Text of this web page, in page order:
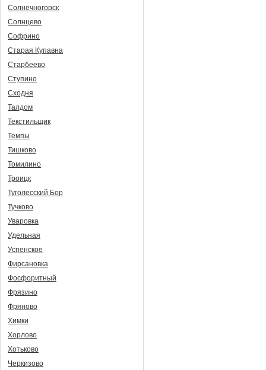
Солнечногорск
Солнцево
Софрино
Старая Купавна
Старбеево
Ступино
Сходня
Талдом
Текстильщик
Темпы
Тишково
Томилино
Троицк
Туголесский Бор
Тучково
Уваровка
Удельная
Успенское
Фирсановка
Фосфоритный
Фрязино
Фряново
Химки
Хорлово
Хотьково
Черкизово